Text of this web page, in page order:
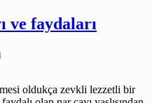
ve faydaları
oldukça zevkli lezzetli bir